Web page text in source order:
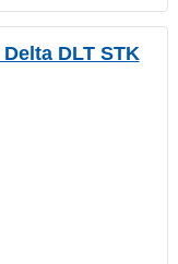
DLT STK